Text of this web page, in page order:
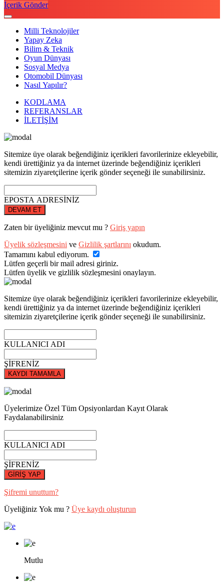
İçerik Gönder
Milli Teknolojiler
Yapay Zeka
Bilim & Teknik
Oyun Dünyası
Sosyal Medya
Otomobil Dünyası
Nasıl Yapılır?
KODLAMA
REFERANSLAR
İLETİŞİM
Sitemize üye olarak beğendiğiniz içerikleri favorilerinize ekleyebilir,
kendi ürettiğiniz ya da internet üzerinde beğendiğiniz içerikleri
sitemizin ziyaretçilerine içerik gönder seçeneği ile sunabilirsiniz.
EPOSTA ADRESİNİZ
DEVAM ET
Zaten bir üyeliğiniz mevcut mu ? Giriş yapın
Üyelik sözleşmesini ve Gizlilik şartlarını okudum.
Tamamını kabul ediyorum.
Lütfen geçerli bir mail adresi giriniz.
Lütfen üyelik ve gizlilik sözleşmesini onaylayın.
Sitemize üye olarak beğendiğiniz içerikleri favorilerinize ekleyebilir,
kendi ürettiğiniz ya da internet üzerinde beğendiğiniz içerikleri
sitemizin ziyaretçilerine içerik gönder seçeneği ile sunabilirsiniz.
KULLANICI ADI
ŞİFRENİZ
KAYDI TAMAMLA
Üyelerimize Özel Tüm Opsiyonlardan Kayıt Olarak
Faydalanabilirsiniz
KULLANICI ADI
ŞİFRENİZ
GİRİŞ YAP
Şifremi unuttum?
Üyeliğiniz Yok mu ? Üye kaydı oluşturun
Mutlu